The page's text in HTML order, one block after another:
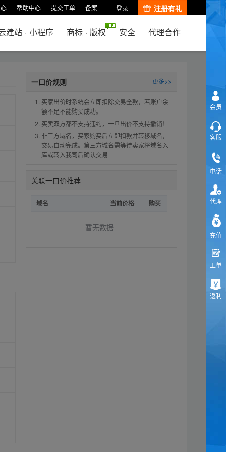
帮助中心 提交工单 备案 登录 注册有礼
建站 · 小程序 商标 · 版权 安全 代理合作
一口价规则 更多>>
买家出价时系统会立即扣除交易全款，若账户余
额不足不能购买成功。
买卖双方都不支持违约，一旦出价不支持撤销！
非三方域名，买家购买后立即扣款并转移域名，
交易自动完成。第三方域名需等待卖家将域名入
库或转入我司后确认交易
关联一口价推荐
域名 当前价格 购买
暂无数据
会员
客服
电话
代理
充值
工单
返利